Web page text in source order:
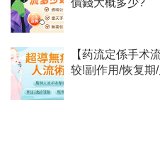
價錢大概多少?
【药流定係手术
较!副作用/恢复期